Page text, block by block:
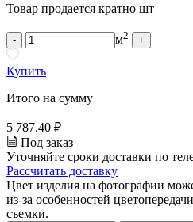
Товар продается кратно шт
- м2 +
Купить
Итого на сумму
5 787.40 ₽
Под заказ
Уточняйте сроки доставки по
Рассчитать доставку
Цвет изделия на фотографии
из-за особенностей
съемки.